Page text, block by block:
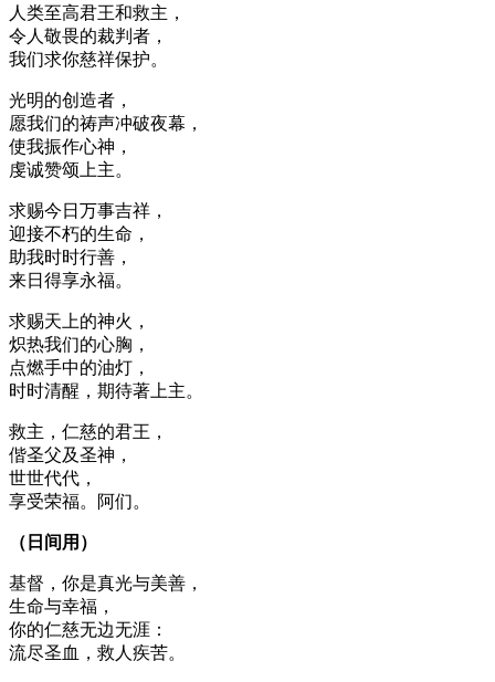
人类至高君王和救主，
令人敬畏的裁判者，
我们求你慈祥保护。
光明的创造者，
愿我们的祷声冲破夜幕，
使我振作心神，
虔诚赞颂上主。
求赐今日万事吉祥，
迎接不朽的生命，
助我时时行善，
来日得享永福。
求赐天上的神火，
炽热我们的心胸，
点燃手中的油灯，
时时清醒，期待著上主。
救主，仁慈的君王，
偕圣父及圣神，
世世代代，
享受荣福。阿们。
（日间用）
基督，你是真光与美善，
生命与幸福，
你的仁慈无边无涯：
流尽圣血，救人疾苦。